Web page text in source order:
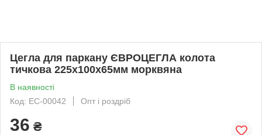
Цегла для паркану ЄВРОЦЕГЛА колота
тичкова 225х100х65мм морквяна
В наявності
Код: EC-00042
Опт і роздріб
36 ₴